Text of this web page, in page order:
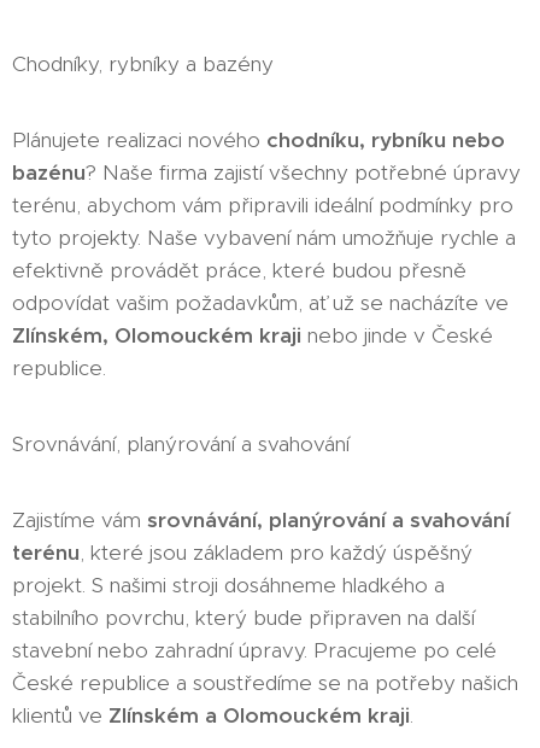
Chodníky, rybníky a bazény
Plánujete realizaci nového chodníku, rybníku nebo
bazénu? Naše firma zajistí všechny potřebné úpravy
terénu, abychom vám připravili ideální podmínky pro
tyto projekty. Naše vybavení nám umožňuje rychle a
efektivně provádět práce, které budou přesně
odpovídat vašim požadavkům, ať už se nacházíte ve
Zlínském, Olomouckém kraji nebo jinde v České
republice.
Srovnávání, planýrování a svahování
Zajistíme vám srovnávání, planýrování a svahování
terénu, které jsou základem pro každý úspěšný
projekt. S našimi stroji dosáhneme hladkého a
stabilního povrchu, který bude připraven na další
stavební nebo zahradní úpravy. Pracujeme po celé
České republice a soustředíme se na potřeby našich
klientů ve Zlínském a Olomouckém kraji.